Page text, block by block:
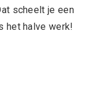
scheelt je een
het halve werk!